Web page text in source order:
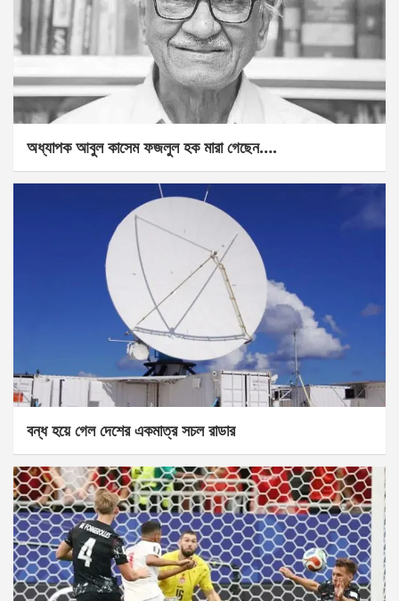
অধ্যাপক আবুল কাসেম ফজলুল হক মারা গেছেন….
বন্ধ হয়ে গেল দেশের একমাত্র সচল রাডার